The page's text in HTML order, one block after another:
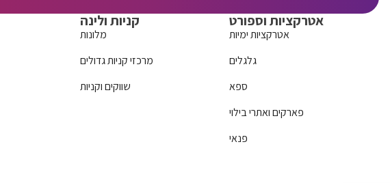
קניות ולינה
מלונות
מרכזי קניות גדולים
שווקים וקניות
אטרקציות וספורט
אטרקציות ימיות
גלגלים
ספא
פארקים ואתרי בילוי
פנאי